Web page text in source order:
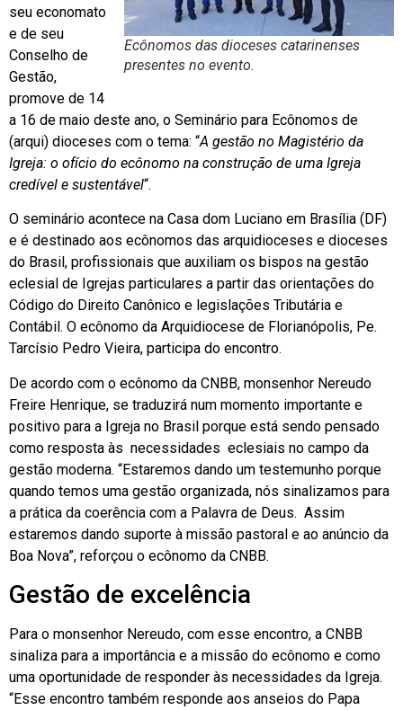
Ecônomos das dioceses catarinenses
presentes no evento.
seu economato
e de seu
Conselho de
Gestão,
promove de 14
a 16 de maio deste ano, o Seminário para Ecônomos de
(arqui) dioceses com o tema: “A gestão no Magistério da
Igreja: o ofício do ecônomo na construção de uma Igreja
credível e sustentável“.
O seminário acontece na Casa dom Luciano em Brasília (DF)
e é destinado aos ecônomos das arquidioceses e dioceses
do Brasil, profissionais que auxiliam os bispos na gestão
eclesial de Igrejas particulares a partir das orientações do
Código do Direito Canônico e legislações Tributária e
Contábil. O ecônomo da Arquidiocese de Florianópolis, Pe.
Tarcísio Pedro Vieira, participa do encontro.
De acordo com o ecônomo da CNBB, monsenhor Nereudo
Freire Henrique, se traduzirá num momento importante e
positivo para a Igreja no Brasil porque está sendo pensado
como resposta às necessidades eclesiais no campo da
gestão moderna. “Estaremos dando um testemunho porque
quando temos uma gestão organizada, nós sinalizamos para
a prática da coerência com a Palavra de Deus. Assim
estaremos dando suporte à missão pastoral e ao anúncio da
Boa Nova”, reforçou o ecônomo da CNBB.
Gestão de excelência
Para o monsenhor Nereudo, com esse encontro, a CNBB
sinaliza para a importância e a missão do ecônomo e como
uma oportunidade de responder às necessidades da Igreja.
“Esse encontro também responde aos anseios do Papa